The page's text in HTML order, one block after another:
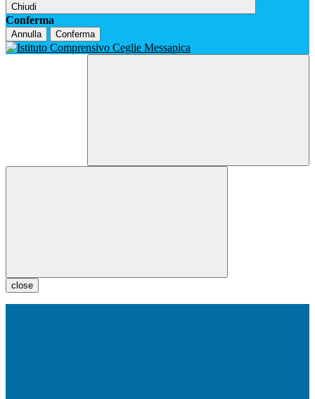
Chiudi
Conferma
Annulla Conferma
close